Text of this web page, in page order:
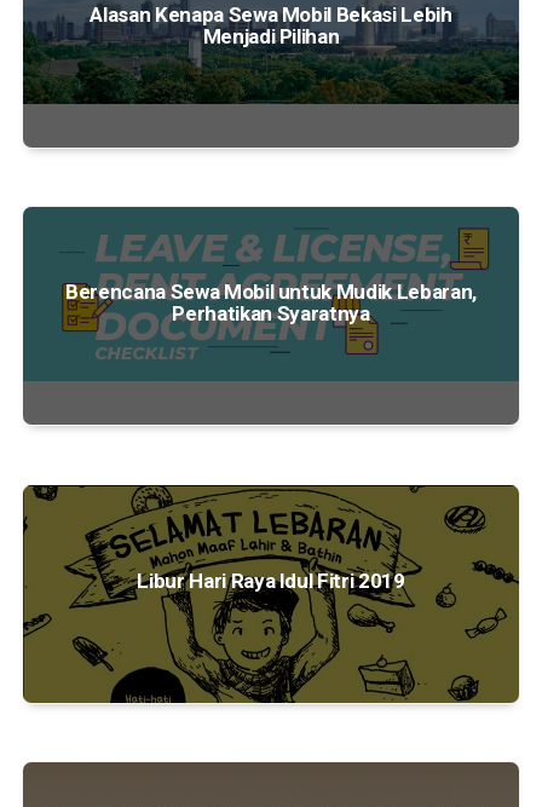
Alasan Kenapa Sewa Mobil Bekasi Lebih
Menjadi Pilihan
Berencana Sewa Mobil untuk Mudik Lebaran,
Perhatikan Syaratnya
Libur Hari Raya Idul Fitri 2019